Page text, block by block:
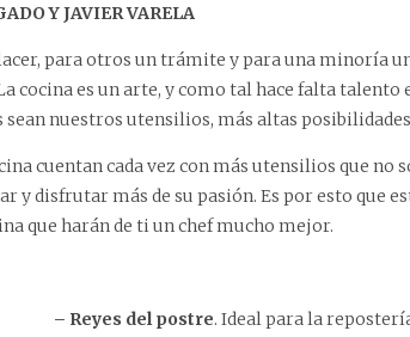
Y JAVIER VARELA
para otros un trámite y para una minoría
cocina es un arte, y como tal hace falta talento
sean nuestros utensilios, más altas
cuentan cada vez con más utensilios que
y disfrutar más de su pasión. Es por esto que
que harán de ti un chef mucho mejor.
– Reyes del postre. Ideal para la